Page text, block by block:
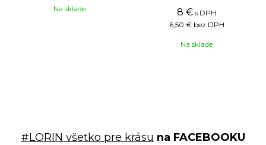
Na sklade 8 € s DPH
6,50 € bez DPH
Na sklade
#LORIN všetko pre krásu na FACEBOOKU